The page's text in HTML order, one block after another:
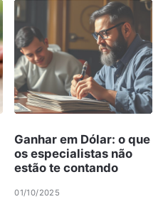
Ganhar em Dólar: o que
os especialistas não
estão te contando
01/10/2025